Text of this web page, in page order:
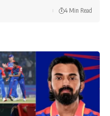
4 Min Read